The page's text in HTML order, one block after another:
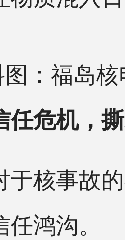
：福岛
任危机，
事故的
鸿沟。